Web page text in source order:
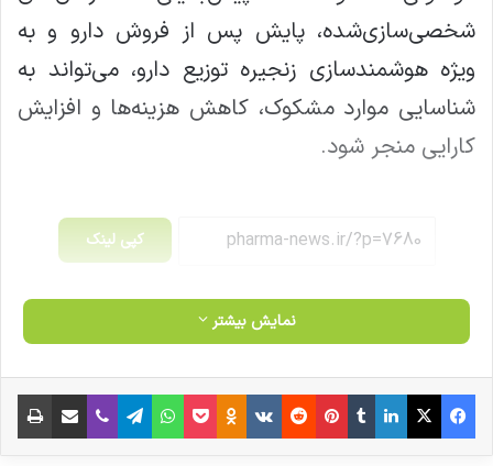
شخصی‌سازی‌شده، پایش پس از فروش دارو و به‌
ویژه هوشمندسازی زنجیره توزیع دارو، می‌تواند به
شناسایی موارد مشکوک، کاهش هزینه‌ها و افزایش
کارایی منجر شود.
کپی لینک
نمایش بیشتر
فیس بوک X لینکدین ‫تامبلر ‫پین‌ترست ‫رددیت ‫VKontakte
‫Odnoklassniki پاکت واتس آپ تلگرام وایبر اشتراک گذاری از طریق ایمیل